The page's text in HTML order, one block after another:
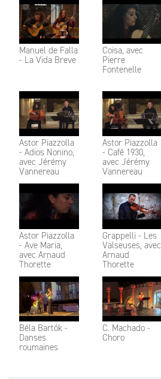
Manuel de Falla
- La Vida Breve
Coisa, avec
Pierre
Fontenelle
Astor Piazzolla
- Adios Nonino,
avec Jérémy
Vannereau
Astor Piazzolla
- Café 1930,
avec Jérémy
Vannereau
Astor Piazzolla
- Ave Maria,
avec Arnaud
Thorette
Grappelli - Les
Valseuses, avec
Arnaud
Thorette
Béla Bartók -
Danses
roumaines
C. Machado -
Choro